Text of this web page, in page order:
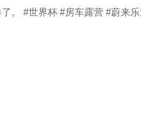
。 #世界杯 #房车露营 #蔚来